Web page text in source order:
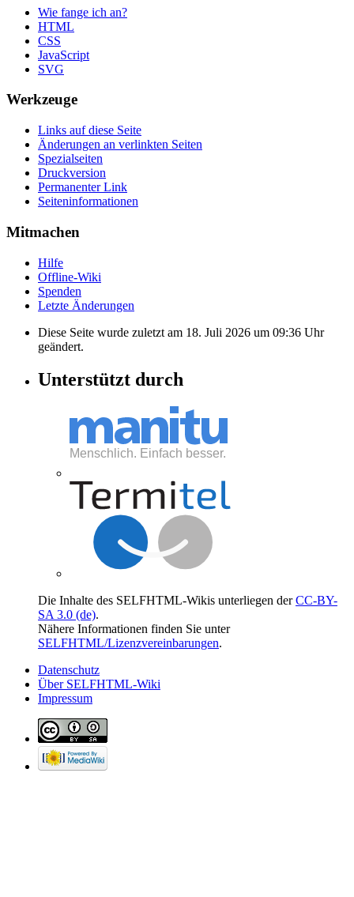
Wie fange ich an?
HTML
CSS
JavaScript
SVG
Werkzeuge
Links auf diese Seite
Änderungen an verlinkten Seiten
Spezialseiten
Druckversion
Permanenter Link
Seiten­informationen
Mitmachen
Hilfe
Offline-Wiki
Spenden
Letzte Änderungen
Diese Seite wurde zuletzt am 18. Juli 2026 um 09:36 Uhr
geändert.
Unterstützt durch
Die Inhalte des SELFHTML-Wikis unterliegen derCC-BY-
SA 3.0 (de).
Nähere Informationen finden Sie unter
SELFHTML/Lizenzvereinbarungen.
Datenschutz
Über SELFHTML-Wiki
Impressum